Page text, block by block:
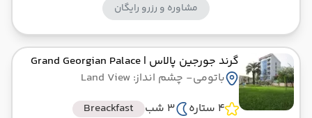
مشاوره و رزرو رایگان
گرند جورجین پالاس | Grand Georgian Palace
باتومی- چشم انداز: Land View
4 ستاره
3 شب Breackfast